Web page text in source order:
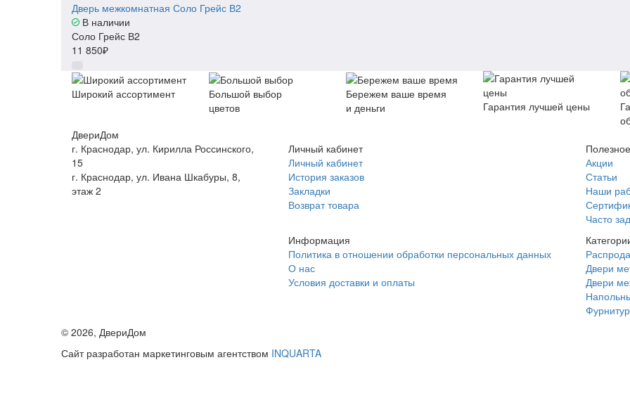
Дверь межкомнатная Соло Грейс В2
В наличии
Соло Грейс В2
11 850₽
Широкий ассортимент
Большой выбор
цветов
Бережем ваше время
и деньги
Гарантия лучшей цены
ДвериДом
г. Краснодар, ул. Кирилла Россинского,
15
г. Краснодар, ул. Ивана Шкабуры, 8,
этаж 2
Личный кабинет
Личный кабинет
История заказов
Закладки
Возврат товара
Полезное
Акции
Статьи
Наши
Часто
Информация
Политика в отношении обработки персональных данных
О нас
Условия доставки и оплаты
Двери
Двери
© 2026, ДвериДом
Сайт разработан маркетинговым агентством INQUARTA